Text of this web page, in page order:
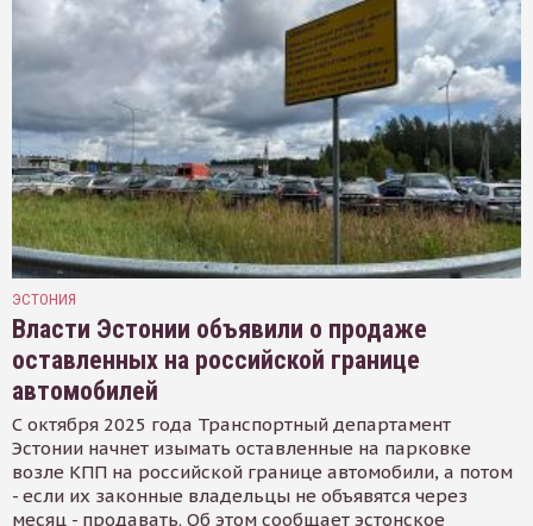
ЭСТОНИЯ
Власти Эстонии объявили о продаже
оставленных на российской границе
автомобилей
С октября 2025 года Транспортный департамент
Эстонии начнет изымать оставленные на парковке
возле КПП на российской границе автомобили, а потом
- если их законные владельцы не объявятся через
месяц - продавать. Об этом сообщает эстонское